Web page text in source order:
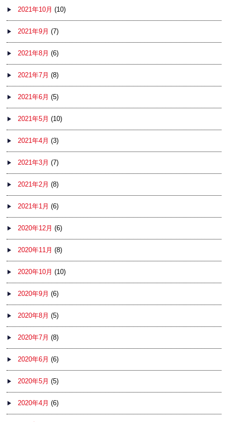
2021年10月 (10)
2021年9月 (7)
2021年8月 (6)
2021年7月 (8)
2021年6月 (5)
2021年5月 (10)
2021年4月 (3)
2021年3月 (7)
2021年2月 (8)
2021年1月 (6)
2020年12月 (6)
2020年11月 (8)
2020年10月 (10)
2020年9月 (6)
2020年8月 (5)
2020年7月 (8)
2020年6月 (6)
2020年5月 (5)
2020年4月 (6)